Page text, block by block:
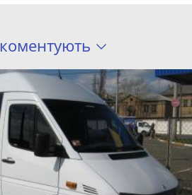
коментують